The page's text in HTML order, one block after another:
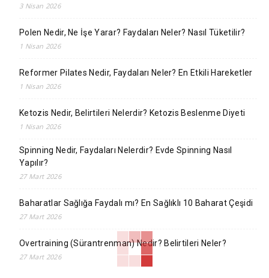
3 Nisan 2026
Polen Nedir, Ne İşe Yarar? Faydaları Neler? Nasıl Tüketilir?
1 Nisan 2026
Reformer Pilates Nedir, Faydaları Neler? En Etkili Hareketler
1 Nisan 2026
Ketozis Nedir, Belirtileri Nelerdir? Ketozis Beslenme Diyeti
1 Nisan 2026
Spinning Nedir, Faydaları Nelerdir? Evde Spinning Nasıl
Yapılır?
27 Mart 2026
Baharatlar Sağlığa Faydalı mı? En Sağlıklı 10 Baharat Çeşidi
27 Mart 2026
Overtraining (Sürantrenman) Nedir? Belirtileri Neler?
27 Mart 2026